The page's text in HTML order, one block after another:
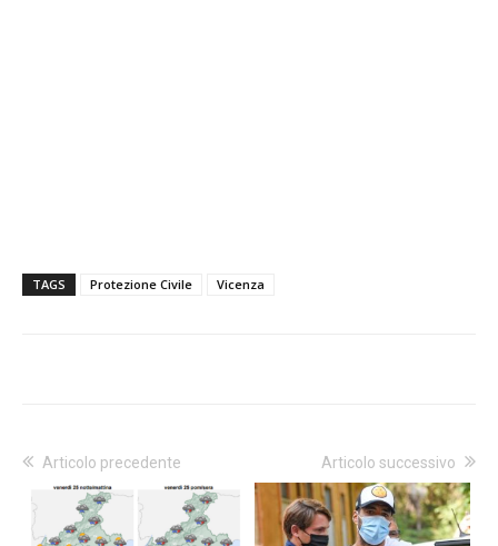
TAGS Protezione Civile Vicenza
Articolo precedente Articolo successivo